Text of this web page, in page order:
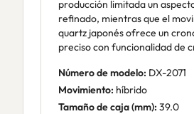
producción limitada un
refinado, mientras que el
quartz japonés ofrece un
preciso con funcionalidad de
Número de modelo: DX-2071
Movimiento: híbrido
Tamaño de caja (mm): 39.0